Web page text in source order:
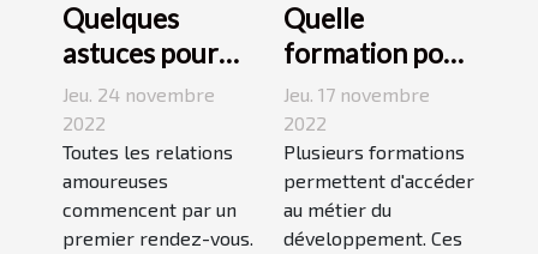
Quelques
astuces pour
réussir son
premier
rendez-vous
Jeu. 24 novembre
2022
Toutes les relations
amoureuses
commencent par un
premier rendez-vous.
Quelle
formation pour
travailler dans
le
développement
durable ?
Jeu. 17 novembre
2022
Plusieurs formations
permettent d'accéder
au métier du
développement. Ces